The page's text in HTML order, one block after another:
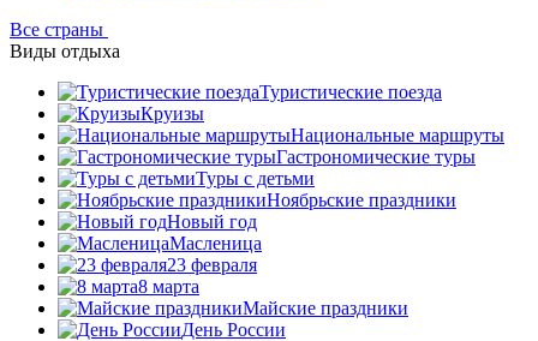
Все страны
Виды отдыха
Туристические поезда
Круизы
Национальные маршруты
Гастрономические туры
Туры с детьми
Ноябрьские праздники
Новый год
Масленица
23 февраля
8 марта
Майские праздники
День России